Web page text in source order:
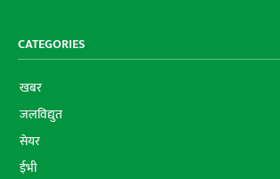
CATEGORIES
खबर
जलविद्युत
सेयर
ईभी